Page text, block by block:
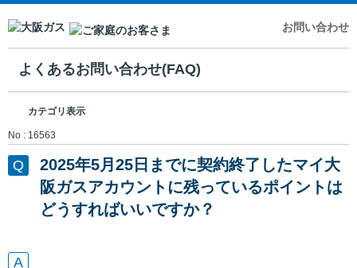
お問い合わせ
よくあるお問い合わせ(FAQ)
カテゴリ表示
No : 16563
2025年5月25日までに契約終了したマイ大
阪ガスアカウントに残っているポイントは
どうすればいいですか？